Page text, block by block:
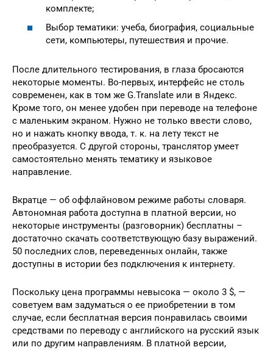
комплекте;
Выбор тематики: учеба, биография, социальные
сети, компьютеры, путешествия и прочие.
После длительного тестирования, в глаза бросаются
некоторые моменты. Во-первых, интерфейс не столь
современен, как в том же G.Translate или в Яндекс.
Кроме того, он менее удобен при переводе на телефоне
с маленьким экраном. Нужно не только ввести слово,
но и нажать кнопку ввода, т. к. на лету текст не
преобразуется. С другой стороны, транслятор умеет
самостоятельно менять тематику и языковое
направление.
Вкратце — об оффлайновом режиме работы словаря.
Автономная работа доступна в платной версии, но
некоторые инструменты (разговорник) бесплатны –
достаточно скачать соответствующую базу выражений.
50 последних слов, переведенных онлайн, также
доступны в истории без подключения к интернету.
Поскольку цена программы невысока — около 3 $, —
советуем вам задуматься о ее приобретении в том
случае, если бесплатная версия понравилась своими
средствами по переводу с английского на русский язык
или по другим направлениям. В платной версии,